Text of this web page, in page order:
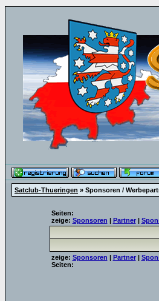
Satclub-Thueringen » Sponsoren /
Seiten:
zeige: Sponsoren | Partner|
zeige: Sponsoren | Partner|
Seiten: